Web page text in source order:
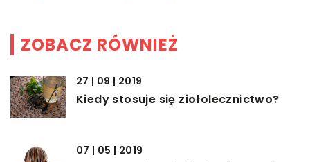
ZOBACZ RÓWNIEŻ
27 | 09 | 2019
Kiedy stosuje się ziołolecznictwo?
07 | 05 | 2019